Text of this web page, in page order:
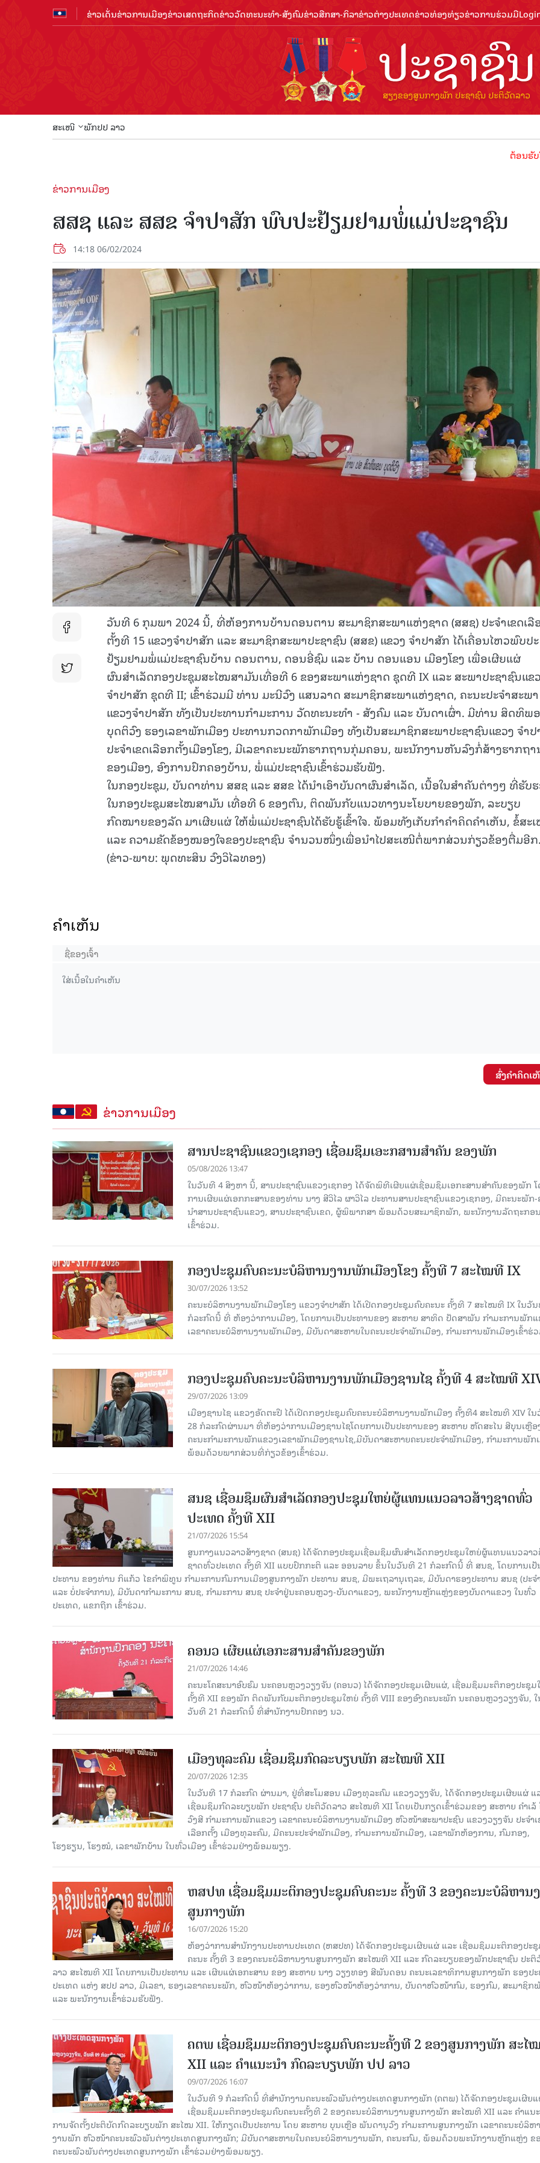
ຂ່າວເດັ່ນຂ່າວການເມືອງຂ່າວເສດຖະກິດຂ່າວວັດທະນະທຳ-ສັງຄົມຂ່າວສືກສາ-ກິລາຂ່າວຕ່າງປະເທດຂ່າວທ່ອງທ່ຽວຂ່າວການຮ່ວມມື
ສະເໜີ ພັກປປ ລາວ
ຕ້ອນຮັບປີທ່ອງທ່
ຂ່າວການເມືອງ
ສສຊ ແລະ ສສຂ ຈຳປາສັກ ພົບປະຢ້ຽມຢາມພໍ່ແມ່ປະຊາຊົນ
14:18 06/02/2024
ວັນທີ 6 ກຸມພາ 2024 ນີ້, ທີ່ຫ້ອງການບ້ານດອນຕານ ສະມາຊິກສະພາແຫ່ງຊາດ (ສສຊ) ປະຈໍາເຂດເລື
ຕັ້ງທີ 15 ແຂວງຈໍາປາສັກ ແລະ ສະມາຊິກສະພາປະຊາຊົນ (ສສຂ) ແຂວງ ຈຳປາສັກ ໄດ້ເຄື່ອນໄຫວພົບປະ
ຢ້ຽມຢາມພໍ່ແມ່ປະຊາຊົນບ້ານ ດອນຕານ, ດອນອີ່ຊົມ ແລະ ບ້ານ ດອນແອນ ເມືອງໂຂງ ເພື່ອເຜີຍແຜ່
ຜົນສຳເລັດກອງປະຊຸມສະໄໝສາມັນເທື່ອທີ 6 ຂອງສະພາແຫ່ງຊາດ ຊຸດທີ IX ແລະ ສະພາປະຊາຊົນແຂ
ຈຳປາສັກ ຊຸດທີ II; ເຂົ້າຮ່ວມມີ ທ່ານ ມະນີວົງ ແສນລາດ ສະມາຊິກສະພາແຫ່ງຊາດ, ຄະນະປະຈຳສະພາ
ແຂວງຈຳປາສັກ ທັງເປັນປະທານກຳມະການ ວັດທະນະທໍາ - ສັງຄົມ ແລະ ບັນດາເຜົ່າ. ມີທ່ານ ສິດທິພ
ບຸດຕິວົງ ຮອງເລຂາພັກເມືອງ ປະທານກວດກາພັກເມືອງ ທັງເປັນສະມາຊິກສະພາປະຊາຊົນແຂວງ ຈຳ
ປະຈຳເຂດເລືອກຕັ້ງເມືອງໂຂງ, ມີເລຂາຄະນະພັກຮາກຖານກຸ່ມຄອນ, ພະນັກງານຫັນລົງກໍ່ສ້າງຮາກຖາ
ຂອງເມືອງ, ອົງການປົກຄອງບ້ານ, ພໍ່ແມ່ປະຊາຊົນເຂົ້າຮ່ວມຮັບຟັງ.
ໃນກອງປະຊຸມ, ບັນດາທ່ານ ສສຊ ແລະ ສສຂ ໄດ້ນໍາເອົາບັນດາຜົນສຳເລັດ, ເນື້ອໃນສຳຄັນຕ່າງໆ ທີ່ຮັບ
ໃນກອງປະຊຸມສະໄໝສາມັນ ເທື່ອທີ 6 ຂອງຕົນ, ຕິດພັນກັບແນວທາງນະໂຍບາຍຂອງພັກ, ລະບຽບ
ກົດໝາຍຂອງລັດ ມາເຜີຍແຜ່ ໃຫ້ພໍ່ແມ່ປະຊາຊົນໄດ້ຮັບຮູ້ເຂົ້າໃຈ. ພ້ອມທັງເກັບກຳຄຳຄິດຄຳເຫັນ, ຂໍ້ສະ
ແລະ ຄວາມຂັດຂ້ອງໝອງໃຈຂອງປະຊາຊົນ ຈຳນວນໜຶ່ງເພື່ອນຳໄປສະເໜີຕໍ່ພາກສ່ວນກ່ຽວຂ້ອງຕື່ມອີກ.
(ຂ່າວ-ພາບ: ພຸດທະສິນ ວົງວິໄລທອງ)
ຄໍາເຫັນ
ສົ່ງຄໍາຄິດເ
ຂ່າວການເມືອງ
ສານປະຊາຊົນແຂວງເຊກອງ ເຊື່ອມຊຶມເອະກສານສໍາຄັນ ຂອງພັກ
05/08/2026 13:47
ໃນວັນທີ 4 ສິງຫາ ນີ້, ສານປະຊາຊົນແຂວງເຊກອງ ໄດ້ຈັດພິທີເຜີຍແຜ່ເຊື່ອມຊຶມເອກະສານສໍາຄັນຂອງພັກ
ການເຜີຍແຜ່ເອກກະສານຂອງທ່ານ ນາງ ສີວິໄລ ຜາວິໄລ ປະທານສານປະຊາຊົນແຂວງເຊກອງ, ມີຄະນະພັກ-
ນໍາສານປະຊາຊົນແຂວງ, ສານປະຊາຊົນເຂດ, ຜູ້ພິພາກສາ ພ້ອມດ້ວຍສະມາຊິກພັກ, ພະນັກງານລັດຖະກອນ
ເຂົ້າຮ່ວມ.
ກອງປະຊຸມຄົບຄະນະບໍລິຫານງານພັກເມືອງໂຂງ ຄັ້ງທີ 7 ສະໄໝທີ IX
30/07/2026 13:52
ຄະນະບໍລິຫານງານພັກເມືອງໂຂງ ແຂວງຈຳປາສັກ ໄດ້ເປີດກອງປະຊຸມຄົບຄະນະ ຄັ້ງທີ 7 ສະໄໝທີ IX ໃນ​ວັ
ກໍ​ລະ​ກົດ​ນີ້ ທີ່ ຫ້ອງວ່າການເມືອງ, ໂດຍການເປັນປະທານຂອງ ສະຫາຍ ສາທິດ ປັດສາພັນ ກຳມະການພັກແ
ເລຂາຄະນະບໍລິຫານງານພັກເມືອງ, ມີບັນດາສະຫາຍໃນຄະນະປະຈຳພັກເມືອງ, ກຳມະການພັກເມືອງເຂົ້າຮ່
ກອງປະຊຸມຄົບຄະນະບໍລິຫານງານພັກເມືອງຊານ​ໄຊ ຄັ້ງທີ 4 ສະໄໝທີ
29/07/2026 13:09
ເມືອງຊານໄຊ ແຂວງອັດຕະປື ໄດ້ເປີດກອງປະຊຸມຄົບຄະນະບໍລິຫານງານພັກເມືອງ ຄັ້ງທີ4 ສະໄໝທີ XIV ໃ
28 ກໍ​ລະ​ກົດ​ຜ່ານ​ມາ ທີ່ຫ້ອງວ່າການເມືອງຊານໄຊໂດຍການເປັນປະທານຂອງ ສະຫາຍ ຫັດສະໄນ ສີບຸນເຫຼືອ
ຄະນະກຳມະການພັກແຂວງເລຂາພັກເມືອງຊານໄຊ,ມີບັນດາສະຫາຍຄະນະປະຈຳພັກເມືອງ, ກຳມະການພັກ
ພ້ອມດ້ວຍພາກສ່ວນທີ່ກ່ຽວຂ້ອງເຂົ້າຮ່ວມ.
ສນຊ ເຊື່ອມຊຶມຜົນສໍາເລັດກອງປະຊຸມໃຫຍ່ຜູ້ແທນແນວລາວສ້າງຊາດທົ່ວ
ປະເທດ ຄັ້ງທີ XII
21/07/2026 15:54
ສູນກາງແນວລາວສ້າງຊາດ (ສນຊ) ໄດ້ຈັດກອງປະຊຸມເຊື່ອມຊຶມຜົນສໍາເລັດກອງປະຊຸມໃຫຍ່ຜູ້ແທນແນວລາວ
ຊາດທົ່ວປະເທດ ຄັ້ງທີ XII ແບບປົກກະຕິ ແລະ ອອນລາຍ ຂຶ້ນໃນວັນທີ 21 ກໍລະກົດນີ້ ທີ່ ສນຊ, ໂດຍການເປັ
ປະທານ ຂອງທ່ານ ກິແກ້ວ ໄຂຄໍາພິທູນ ກໍາມະການກົມການເມືອງສູນກາງພັກ ປະທານ ສນຊ, ມີພະເຖລານຸເຖລະ, ມີບັນດາຮອງປະທານ ສນຊ (ປະຈ
ແລະ ບໍ່ປະຈຳການ), ມີບັນດາກຳມະການ ສນຊ, ກໍາມະການ ສນຊ ປະຈໍາຢູ່ນະຄອນຫຼວງ-ບັນດາແຂວງ, ພະນັກງານຫຼັກແຫຼ່ງຂອງບັນດາແຂວງ ໃນທົ່ວ
ປະເທດ, ແຂກຖືກ ເຂົ້າຮ່ວມ.
ຄອນວ ເຜີຍແຜ່ເອກະສານສໍາຄັນຂອງພັກ
21/07/2026 14:46
ຄະນະໂຄສະນາອົບຮົມ ນະຄອນຫຼວງວຽງຈັນ (ຄອນວ) ໄດ້ຈັດກອງປະຊຸມເຜີຍແຜ່, ເຊື່ອມຊຶມມະຕິກອງປະຊຸມ
ຄັ້ງທີ XII ຂອງພັກ ຕິດພັນກັບມະຕິກອງປະຊຸມໃຫຍ່ ຄັ້ງທີ VIII ຂອງອົງຄະນະພັກ ນະຄອນຫຼວງວຽງຈັນ, ໃ
ວັນທີ 21 ກໍລະກົດນີ້ ທີ່ສໍານັກງານປົກຄອງ ນວ.
ເມືອງທຸລະຄົມ ເຊື່ອມຊຶມກົດລະບຽບພັກ ສະໄໝທີ XII
20/07/2026 12:35
ໃນວັນທີ 17 ກໍລະກົດ ຜ່ານມາ, ຢູ່ທີ່ສະໂມສອນ ເມືອງທຸລະຄົມ ແຂວງວຽງຈັນ, ໄດ້ຈັດກອງປະຊຸມເຜີຍແຜ່ ແ
ເຊື່ອມຊຶມກົດລະບຽບພັກ ປະຊາຊົນ ປະຕິວັດລາວ ສະໄໝທີ XII ໂດຍເປັນກຽດເຂົ້າຮ່ວມຂອງ ສະຫາຍ ຄຳເລ້
ວົງສີ ກຳມະການພັກແຂວງ ເລຂາຄະນະບໍລິຫານງານພັກເມືອງ ຫົວໜ້າສະພາປະຊົນ ແຂວງວຽງຈັນ ປະຈຳ
ເລືອກຕັ້ງ ເມືອງທຸລະຄົມ, ມີຄະນະປະຈຳພັກເມືອງ, ກຳມະການພັກເມືອງ, ເລຂາພັກຫ້ອງການ, ກົມກອງ,
ໂຮງຮຽນ, ໂຮງໝໍ, ເລຂາພັກບ້ານ ໃນທົ່ວເມືອງ ເຂົ້າຮ່ວມຢ່າງພ້ອມພຽງ.
ຫສປທ ເຊື່ອມຊຶມມະຕິກອງປະຊຸມຄົບຄະນະ ຄັ້ງທີ 3 ຂອງຄະນະບໍລິຫານ
ສູນກາງພັກ
16/07/2026 15:20
ຫ້ອງວ່າການສຳນັກງານປະທານປະເທດ (ຫສປທ) ໄດ້ຈັດກອງປະຊຸມເຜີຍແຜ່ ແລະ ເຊື່ອມຊຶມມະຕິກອງປະ
ຄະນະ ຄັ້ງທີ 3 ຂອງຄະນະບໍລິຫານງານສູນກາງພັກ ສະໄໝທີ XII ແລະ ກົດລະບຽບຂອງພັກປະຊາຊົນ ປະຕິ
ລາວ ສະໄໝທີ XII ໂດຍການເປັນປະທານ ແລະ ເຜີຍແຜ່ເອກະສານ ຂອງ ສະຫາຍ ນາງ ວຽງທອງ ສີພັນດອນ ຄະນະເລຂາທິການສູນກາງພັກ ຮອງປ
ປະເທດ ແຫ່ງ ສປປ ລາວ, ມີເລຂາ, ຮອງເລຂາຄະນະພັກ, ຫົວໜ້າຫ້ອງວ່າການ, ຮອງຫົວໜ້າຫ້ອງວ່າການ, ບັນດາຫົວໜ້າກົມ, ຮອງກົມ, ສະມາຊິກ
ແລະ ພະນັກງານເຂົ້າຮ່ວມຮັບຟັງ.
ຄຕພ ເຊື່ອມຊຶມມະຕິກອງປະຊຸມຄົບຄະນະຄັ້ງທີ 2 ຂອງສູນກາງພັກ ສະໄ
XII ແລະ ຄໍາແນະນໍາ ກົດລະບຽບພັກ ປປ ລາວ
09/07/2026 16:07
ໃນວັນທີ 9 ກໍລະກົດນີ້ ທີ່ສໍານັກງານຄະນະພົວພັນຕ່າງປະເທດສູນກາງພັກ (ຄຕພ) ໄດ້ຈັດກອງປະຊຸມເຜີຍ
ເຊື່ອມຊຶມມະຕິກອງປະຊຸມຄົບຄະນະຄັ້ງທີ 2 ຂອງຄະນະບໍລິຫານງານສູນກາງພັກ ສະໄໝທີ XII ແລະ ຄໍາແນ
ການຈັດຕັ້ງປະຕິບັດກົດລະບຽບພັກ ສະໄໝ XII. ໃຫ້ກຽດເປັນປະທານ ໂດຍ ສະຫາຍ ບຸນເຫຼືອ ພັນດານຸວົງ ກໍາມະການສູນກາງພັກ ເລຂາຄະນະບໍລິຫ
ງານພັກ ຫົວໜ້າຄະນະພົວພັນຕ່າງປະເທດສູນກາງພັກ; ມີບັນດາສະຫາຍໃນຄະນະບໍລິຫານງານພັກ, ຄະນະກົມ, ພ້ອມດ້ວຍພະນັກງານຫຼັກແຫຼ່ງ ຂ
ຄະນະພົວພັນຕ່າງປະເທດສູນກາງພັກ ເຂົ້າຮ່ວມຢ່າງພ້ອມພຽງ.
15.040(07-08-